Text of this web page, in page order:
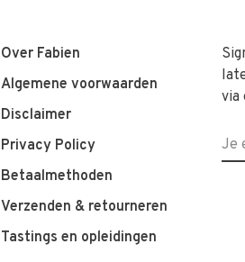
Over Fabien
Algemene voorwaarden
Disclaimer
Privacy Policy
Betaalmethoden
Verzenden & retourneren
Tastings en opleidingen
via